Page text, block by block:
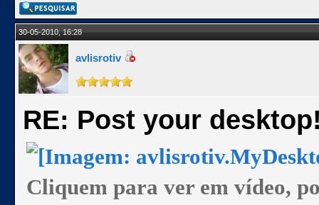
30-05-2010, 16:28
avlisrotiv
RE: Post your
Cliquem para ver em vídeo,